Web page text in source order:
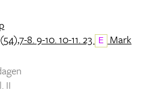
8. 9-10. 10-11. 23 E
Mark
II